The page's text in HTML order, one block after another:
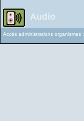
Audio
Accès administrations organismes :